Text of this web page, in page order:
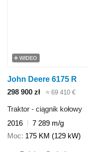
WIDEO
John Deere 6175 R
298 900 zł
≈ 69 410 €
Traktor - ciągnik kołowy
2016
7 289 m/g
Moc 175 KM (129 kW)